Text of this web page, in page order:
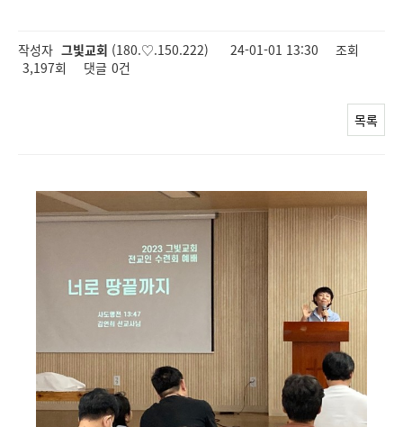
작성자 그빛교회 (180.♡.150.222) 24-01-01 13:30
조회
3,197회
댓글 0건
목록